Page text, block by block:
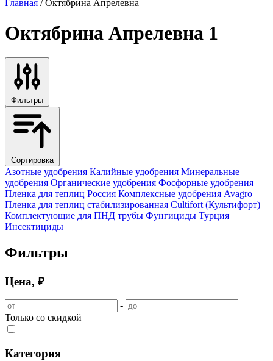
Главная / Октябрина Апрелевна
Октябрина Апрелевна 1
Фильтры
Сортировка
Азотные удобрения Калийные удобрения Минеральные
удобрения Органические удобрения Фосфорные удобрения
Пленка для теплиц Россия Комплексные удобрения Avagro
Пленка для теплиц стабилизированная Cultifort (Культифорт)
Комплектующие для ПНД трубы Фунгициды Турция
Инсектициды
Фильтры
Цена, ₽
-
Только со скидкой
Категория